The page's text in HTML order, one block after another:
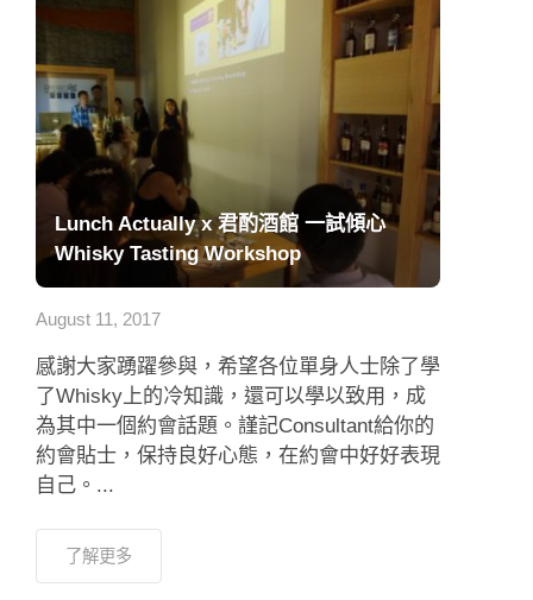
Lunch Actually x 君酌酒館 一試傾心
Whisky Tasting Workshop
August 11, 2017
感謝大家踴躍參與，希望各位單身人士除了學
了Whisky上的冷知識，還可以學以致用，成
為其中一個約會話題。謹記Consultant給你的
約會貼士，保持良好心態，在約會中好好表現
自己。...
了解更多